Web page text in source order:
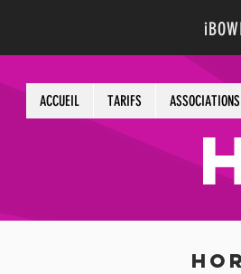
ACCUEIL TARIFS ASSOCIATIONS